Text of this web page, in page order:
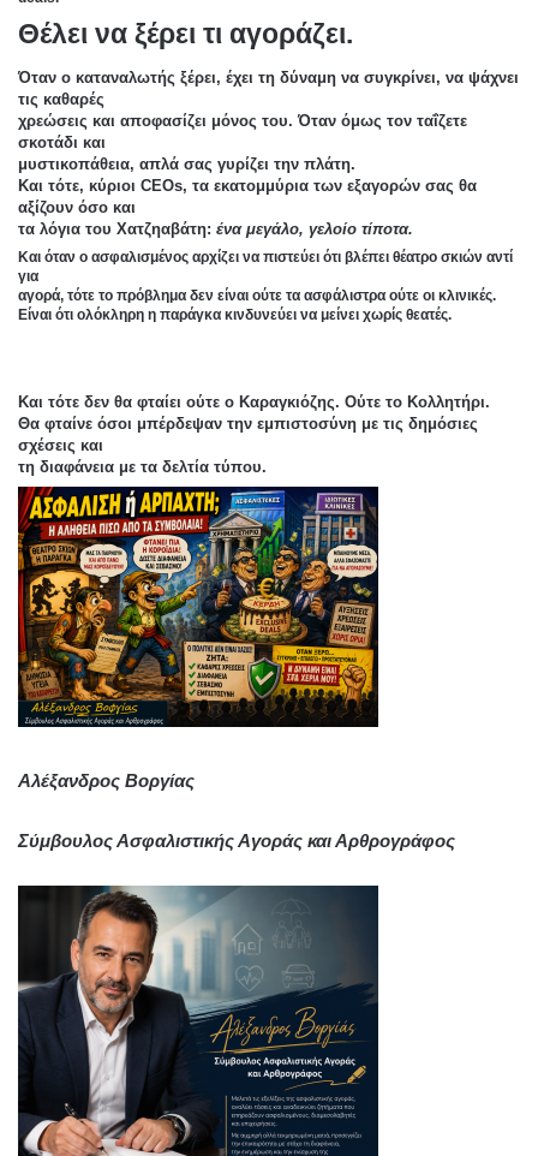
Θέλει να ξέρει τι αγοράζει.
Όταν ο καταναλωτής ξέρει, έχει τη δύναμη να συγκρίνει, να ψάχνει
τις καθαρές
χρεώσεις και αποφασίζει μόνος του. Όταν όμως τον ταΐζετε
σκοτάδι και
μυστικοπάθεια, απλά σας γυρίζει την πλάτη.
Και τότε, κύριοι CEOs, τα εκατομμύρια των εξαγορών σας θα
αξίζουν όσο και
τα λόγια του Χατζηαβάτη: ένα μεγάλο, γελοίο τίποτα.
Και όταν ο ασφαλισμένος αρχίζει να πιστεύει ότι βλέπει θέατρο σκιών αντί
για
αγορά, τότε το πρόβλημα δεν είναι ούτε τα ασφάλιστρα ούτε οι κλινικές.
Είναι ότι ολόκληρη η παράγκα κινδυνεύει να μείνει χωρίς θεατές.
Και τότε δεν θα φταίει ούτε ο Καραγκιόζης. Ούτε το Κολλητήρι.
Θα φταίνε όσοι μπέρδεψαν την εμπιστοσύνη με τις δημόσιες
σχέσεις και
τη διαφάνεια με τα δελτία τύπου.
Αλέξανδρος Βοργίας
Σύμβουλος Ασφαλιστικής Αγοράς και Αρθρογράφος